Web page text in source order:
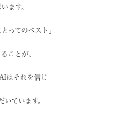
ます。
ってのベスト」
ことが、
はそれを信じ
ています。